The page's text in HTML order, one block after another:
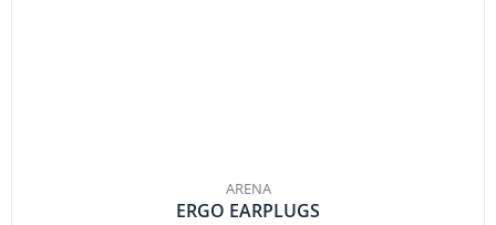
ARENA
ERGO EARPLUGS